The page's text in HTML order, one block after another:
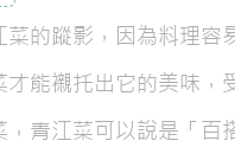
的蹤影，因為料理容
能襯托出它的美味
青江菜可以說是「